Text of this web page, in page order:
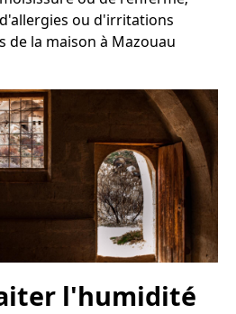
ou d'irritations
de la maison à Mazouau
l'humidité